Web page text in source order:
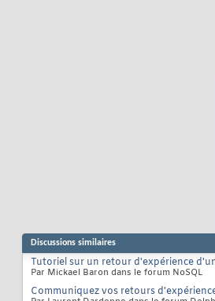
Discussions similaires
Tutoriel sur un retour d'expérience
Par Mickael Baron dans le forum NoSQL
Communiquez vos retours